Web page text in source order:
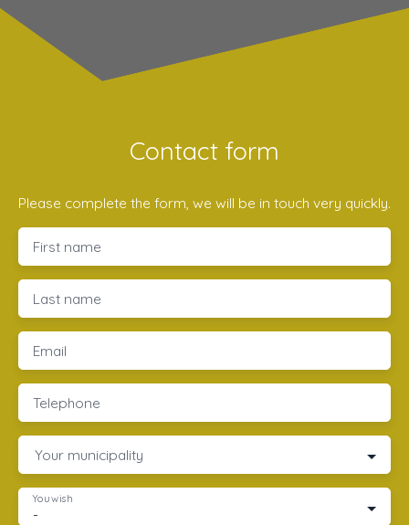
Contact form
Please complete the form, we will be in touch very quickly.
First name
Last name
Email
Telephone
Your municipality
-
You wish